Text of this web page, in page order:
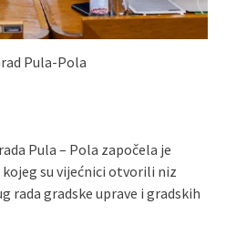
Pula-Pola
Pula – Pola započela je
su vijećnici otvorili niz
rada gradske uprave i gradskih